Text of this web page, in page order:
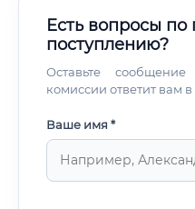
Есть вопросы
поступлению?
Оставьте
комиссии ответит вам
Ваше имя *